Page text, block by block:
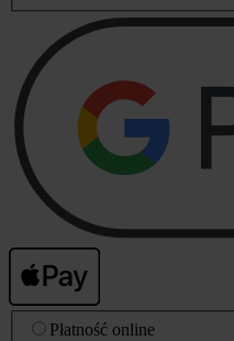
Płatność online